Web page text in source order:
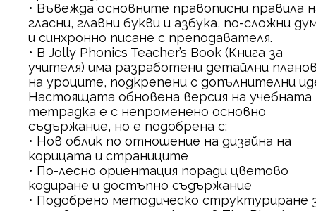
• Въвежда основните правописни правила
гласни, главни букви и азбука, по-сложни
и синхронно писане с преподавателя.
• В Jolly Phonics Teacher’s Book (Книга за
учителя) има разработени детайлни
на уроците, подкрепени с допълнителни
Настоящата обновена версия на учебната
тетрадка е с непроменено основно
съдържание, но е подобрена с:
• Нов облик по отношение на дизайна на
корицата и страниците
• По-лесно ориентация поради цветово
кодиране и достъпно съдържание
• Подобрено методическо структуриране